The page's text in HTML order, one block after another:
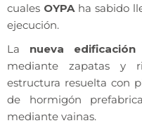
cuales OYPA ha sabido
ejecución.
La nueva edificación
mediante zapatas y
estructura resuelta con
de hormigón
mediante vainas.